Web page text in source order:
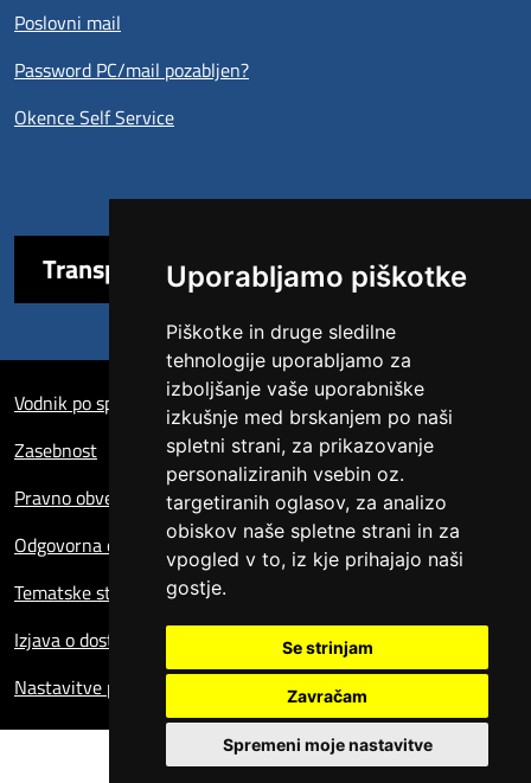
Uporabljamo piškotke
Piškotke in druge sledilne
tehnologije uporabljamo za
izboljšanje vaše uporabniške
izkušnje med brskanjem po naši
spletni strani, za prikazovanje
personaliziranih vsebin oz.
targetiranih oglasov, za analizo
obiskov naše spletne strani in za
vpogled v to, iz kje prihajajo naši
gostje.
Se strinjam
Zavračam
Spremeni moje nastavitve
Poslovni mail
Password PC/mail pozabljen?
Okence Self Service
Transparentna uprava
Vodnik po spletni strani
Zasebnost
Pravno obvestilo
Odgovorna oseba za spletno stran
Tematske strani
Izjava o dostopnosti
Nastavitve piškotkov